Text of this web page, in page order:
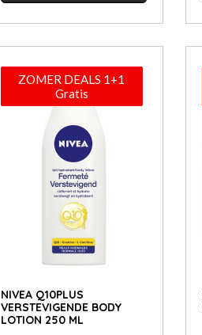
ZOMER DEALS 1+1
Gratis
NIVEA Q10PLUS
VERSTEVIGENDE BODY
LOTION 250 ML